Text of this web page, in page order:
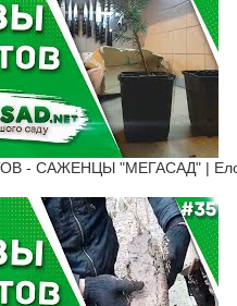
- САЖЕНЦЫ "МЕГАСАД" |